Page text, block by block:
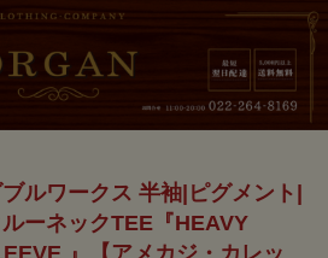
ルワークス 半袖|ピグメント|
ーネックTEE『HEAVY
』【アメカジ・カレッ